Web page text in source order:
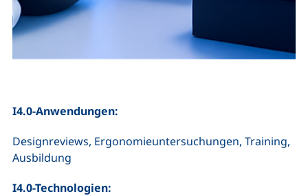
I4.0-Anwendungen:
Designreviews, Ergonomieuntersuchungen, Training,
Ausbildung
I4.0-Technologien: